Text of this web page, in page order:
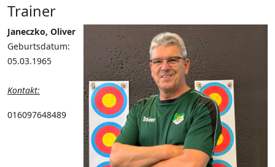
Trainer
Janeczko, Oliver
Geburtsdatum:
05.03.1965
Kontakt:
016097648489